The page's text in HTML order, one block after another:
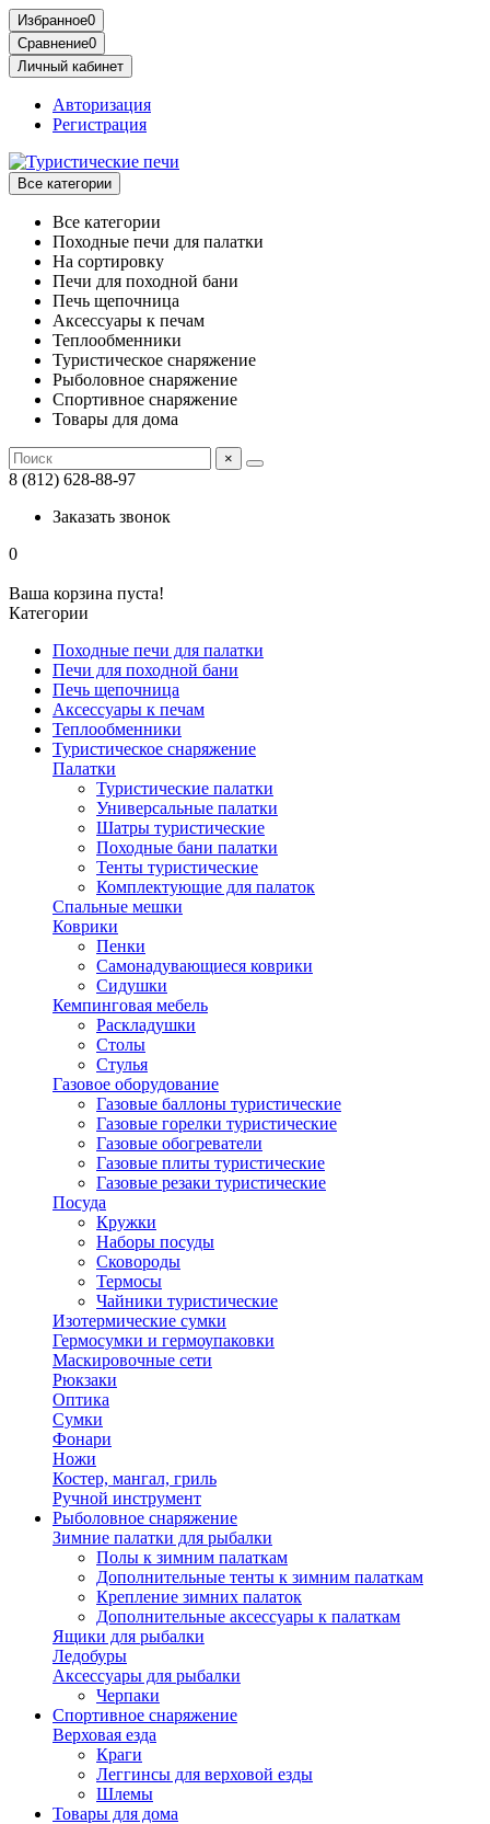
Избранное0
Сравнение0
Личный кабинет
Авторизация
Регистрация
Все категории
Все категории
Походные печи для палатки
На сортировку
Печи для походной бани
Печь щепочница
Аксессуары к печам
Теплообменники
Туристическое снаряжение
Рыболовное снаряжение
Спортивное снаряжение
Товары для дома
×
8 (812) 628-88-97
Заказать звонок
0
Ваша корзина пуста!
Категории
Походные печи для палатки
Печи для походной бани
Печь щепочница
Аксессуары к печам
Теплообменники
Туристическое снаряжение
Палатки
Туристические палатки
Универсальные палатки
Шатры туристические
Походные бани палатки
Тенты туристические
Комплектующие для палаток
Спальные мешки
Коврики
Пенки
Самонадувающиеся коврики
Сидушки
Кемпинговая мебель
Раскладушки
Столы
Стулья
Газовое оборудование
Газовые баллоны туристические
Газовые горелки туристические
Газовые обогреватели
Газовые плиты туристические
Газовые резаки туристические
Посуда
Кружки
Наборы посуды
Сковороды
Термосы
Чайники туристические
Изотермические сумки
Гермосумки и гермоупаковки
Маскировочные сети
Рюкзаки
Оптика
Сумки
Фонари
Ножи
Костер, мангал, гриль
Ручной инструмент
Рыболовное снаряжение
Зимние палатки для рыбалки
Полы к зимним палаткам
Дополнительные тенты к зимним палаткам
Крепление зимних палаток
Дополнительные аксессуары к палаткам
Ящики для рыбалки
Ледобуры
Аксессуары для рыбалки
Черпаки
Спортивное снаряжение
Верховая езда
Краги
Леггинсы для верховой езды
Шлемы
Товары для дома